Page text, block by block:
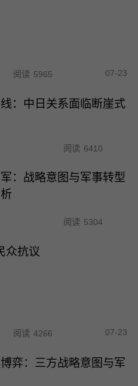
阅读 5965 07-23
：中日关系面临断崖式
阅读 6410
：战略意图与军事转型
阅读 5304
众抗议
阅读 4266 07-23
弈：三方战略意图与军